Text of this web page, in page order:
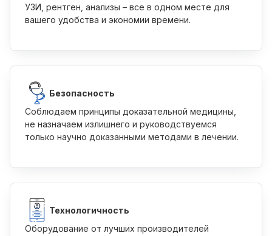
УЗИ, рентген, анализы – все в одном месте для
вашего удобства и экономии времени.
Безопасность
Соблюдаем принципы доказательной медицины,
не назначаем излишнего и руководствуемся
только научно доказанными методами в лечении.
Технологичность
Оборудование от лучших производителей